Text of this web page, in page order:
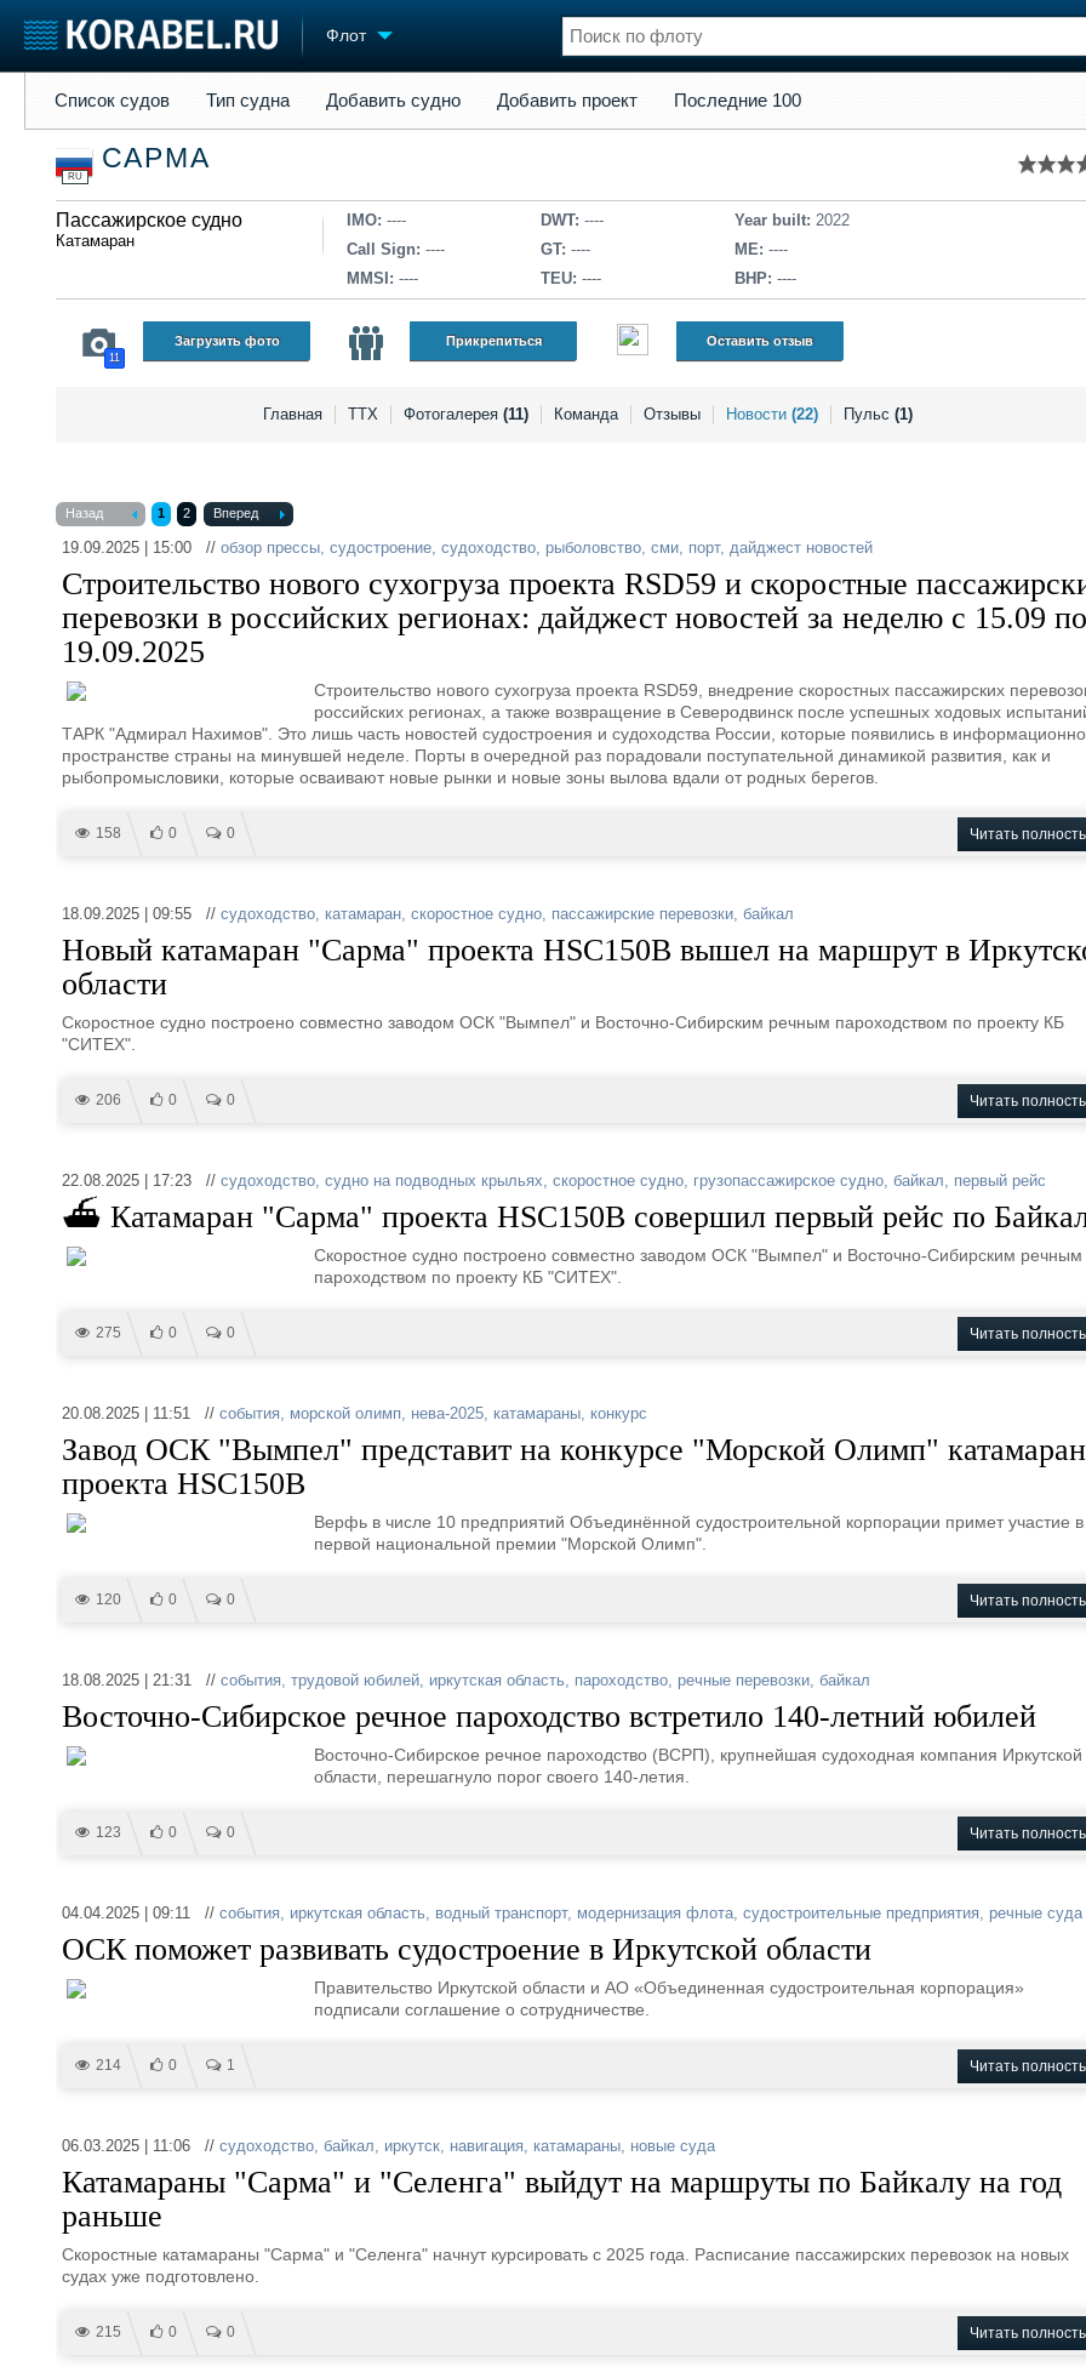
Флот
Судостроение
Пульс
Новости
Компании
Репутация
Журнал
Реклама
Торговая площадка
Оборудование
Конференции
Флот
Отзывы
Все службы
Список судов Тип судна Добавить судно Добавить проект Последние 100
RU
САРМА
Пассажирское судно
Катамаран
IMO: ----
Call Sign: ----
MMSI: ----
DWT: ----
GT: ----
TEU: ----
Year built: 2022
ME: ----
BHP: ----
11
Загрузить фото Прикрепиться Оставить отзыв
Главная ТТХ Фотогалерея (11) Команда Отзывы Новости (22) Пульс (1)
Назад 1 2 Вперед
19.09.2025 | 15:00 // обзор прессы, судостроение, судоходство, рыболовство, сми, порт, дайджест новостей
Строительство нового сухогруза проекта RSD59 и скоростные
перевозки в российских регионах: дайджест новостей за неделю с 15.09 по
19.09.2025
Строительство нового сухогруза проекта RSD59, внедрение скоростных пассажирских
российских регионах, а также возвращение в Северодвинск после успешных ходовых
ТАРК "Адмирал Нахимов". Это лишь часть новостей судостроения и судоходства России, которые появились в
пространстве страны на минувшей неделе. Порты в очередной раз порадовали поступательной динамикой развития, как и
рыбопромысловики, которые осваивают новые рынки и новые зоны вылова вдали от родных берегов.
158 0 0 Читать
18.09.2025 | 09:55 // судоходство, катамаран, скоростное судно, пассажирские перевозки, байкал
Новый катамаран "Сарма" проекта HSC150B вышел на маршрут в
области
Скоростное судно построено совместно заводом ОСК "Вымпел" и Восточно-Сибирским речным пароходством по проекту КБ
"СИТЕХ".
206 0 0 Читать
22.08.2025 | 17:23 // судоходство, судно на подводных крыльях, скоростное судно, грузопассажирское судно, байкал, первый рейс
⛴ Катамаран "Сарма" проекта HSC150B совершил первый рейс по
Скоростное судно построено совместно заводом ОСК "Вымпел" и Восточно-Сибирским речным
пароходством по проекту КБ "СИТЕХ".
275 0 0 Читать
20.08.2025 | 11:51 // события, морской олимп, нева-2025, катамараны, конкурс
Завод ОСК "Вымпел" представит на конкурсе "Морской Олимп" катамаран
проекта HSC150B
Верфь в числе 10 предприятий Объединённой судостроительной корпорации примет участие в
первой национальной премии "Морской Олимп".
120 0 0 Читать
18.08.2025 | 21:31 // события, трудовой юбилей, иркутская область, пароходство, речные перевозки, байкал
Восточно-Сибирское речное пароходство встретило 140-летний юбилей
Восточно-Сибирское речное пароходство (ВСРП), крупнейшая судоходная компания Иркутской
области, перешагнуло порог своего 140-летия.
123 0 0 Читать
04.04.2025 | 09:11 // события, иркутская область, водный транспорт, модернизация флота, судостроительные предприятия, речные суда
ОСК поможет развивать судостроение в Иркутской области
Правительство Иркутской области и АО «Объединенная судостроительная корпорация»
подписали соглашение о сотрудничестве.
214 0 1 Читать
06.03.2025 | 11:06 // судоходство, байкал, иркутск, навигация, катамараны, новые суда
Катамараны "Сарма" и "Селенга" выйдут на маршруты по Байкалу на год
раньше
Скоростные катамараны "Сарма" и "Селенга" начнут курсировать с 2025 года. Расписание пассажирских перевозок на новых
судах уже подготовлено.
215 0 0 Читать